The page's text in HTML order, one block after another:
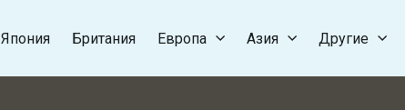
Япония Британия Европа Азия Другие